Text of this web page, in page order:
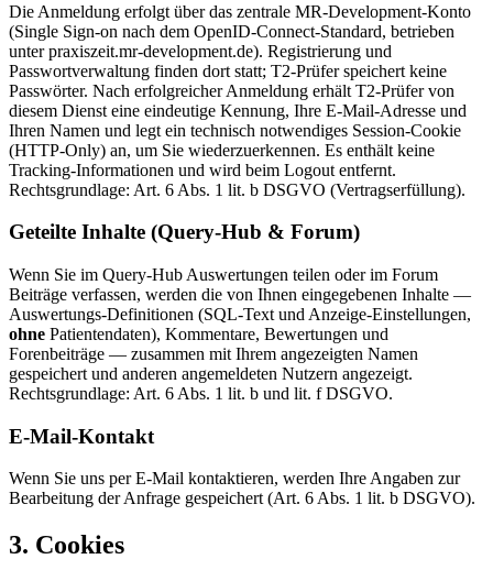
Die Anmeldung erfolgt über das zentrale MR-Development-Konto
(Single Sign-on nach dem OpenID-Connect-Standard, betrieben
unter praxiszeit.mr-development.de). Registrierung und
Passwortverwaltung finden dort statt; T2-Prüfer speichert keine
Passwörter. Nach erfolgreicher Anmeldung erhält T2-Prüfer von
diesem Dienst eine eindeutige Kennung, Ihre E-Mail-Adresse und
Ihren Namen und legt ein technisch notwendiges Session-Cookie
(HTTP-Only) an, um Sie wiederzuerkennen. Es enthält keine
Tracking-Informationen und wird beim Logout entfernt.
Rechtsgrundlage: Art. 6 Abs. 1 lit. b DSGVO (Vertragserfüllung).
Geteilte Inhalte (Query-Hub & Forum)
Wenn Sie im Query-Hub Auswertungen teilen oder im Forum
Beiträge verfassen, werden die von Ihnen eingegebenen Inhalte —
Auswertungs-Definitionen (SQL-Text und Anzeige-Einstellungen,
ohne Patientendaten), Kommentare, Bewertungen und
Forenbeiträge — zusammen mit Ihrem angezeigten Namen
gespeichert und anderen angemeldeten Nutzern angezeigt.
Rechtsgrundlage: Art. 6 Abs. 1 lit. b und lit. f DSGVO.
E-Mail-Kontakt
Wenn Sie uns per E-Mail kontaktieren, werden Ihre Angaben zur
Bearbeitung der Anfrage gespeichert (Art. 6 Abs. 1 lit. b DSGVO).
3. Cookies